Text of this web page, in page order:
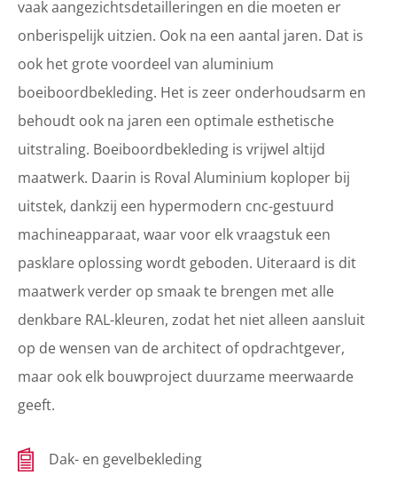
vaak aangezichtsdetailleringen en die moeten er
onberispelijk uitzien. Ook na een aantal jaren. Dat is
ook het grote voordeel van aluminium
boeiboordbekleding. Het is zeer onderhoudsarm en
behoudt ook na jaren een optimale esthetische
uitstraling. Boeiboordbekleding is vrijwel altijd
maatwerk. Daarin is Roval Aluminium koploper bij
uitstek, dankzij een hypermodern cnc-gestuurd
machineapparaat, waar voor elk vraagstuk een
pasklare oplossing wordt geboden. Uiteraard is dit
maatwerk verder op smaak te brengen met alle
denkbare RAL-kleuren, zodat het niet alleen aansluit
op de wensen van de architect of opdrachtgever,
maar ook elk bouwproject duurzame meerwaarde
geeft.
Dak- en gevelbekleding